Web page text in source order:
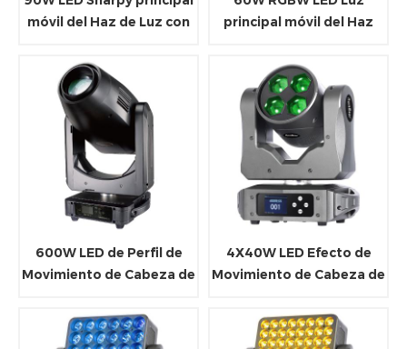
móvil del Haz de Luz con
principal móvil del Haz
600W LED de Perfil de
Movimiento de Cabeza de
4X40W LED Efecto de
Movimiento de Cabeza de